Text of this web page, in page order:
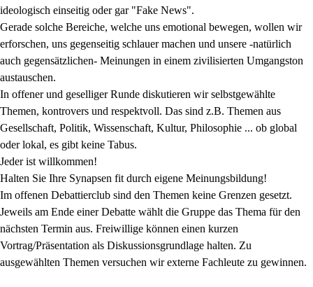
ideologisch einseitig oder gar "Fake News".
Gerade solche Bereiche, welche uns emotional bewegen, wollen wir
erforschen, uns gegenseitig schlauer machen und unsere -natürlich
auch gegensätzlichen- Meinungen in einem zivilisierten Umgangston
austauschen.
In offener und geselliger Runde diskutieren wir selbstgewählte
Themen, kontrovers und respektvoll. Das sind z.B. Themen aus
Gesellschaft, Politik, Wissenschaft, Kultur, Philosophie ... ob global
oder lokal, es gibt keine Tabus.
Jeder ist willkommen!
Halten Sie Ihre Synapsen fit durch eigene Meinungsbildung!
Im offenen Debattierclub sind den Themen keine Grenzen gesetzt.
Jeweils am Ende einer Debatte wählt die Gruppe das Thema für den
nächsten Termin aus. Freiwillige können einen kurzen
Vortrag/Präsentation als Diskussionsgrundlage halten. Zu
ausgewählten Themen versuchen wir externe Fachleute zu gewinnen.